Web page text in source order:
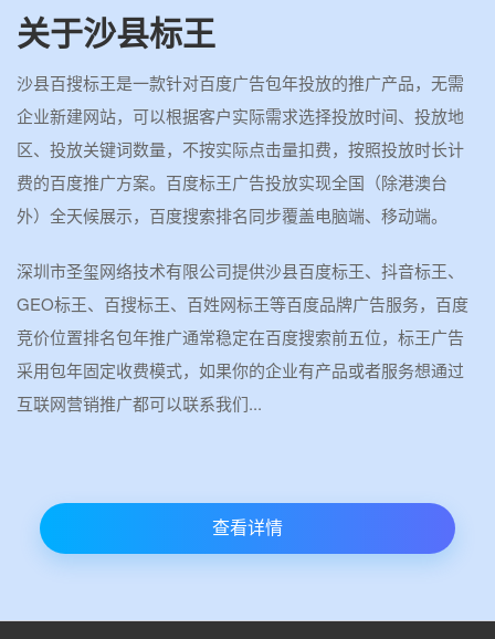
关于沙县标王
沙县百搜标王是一款针对百度广告包年投放的推广产品，无需
企业新建网站，可以根据客户实际需求选择投放时间、投放地
区、投放关键词数量，不按实际点击量扣费，按照投放时长计
费的百度推广方案。百度标王广告投放实现全国（除港澳台
外）全天候展示，百度搜索排名同步覆盖电脑端、移动端。
深圳市圣玺网络技术有限公司提供沙县百度标王、抖音标王、
GEO标王、百搜标王、百姓网标王等百度品牌广告服务，百度
竞价位置排名包年推广通常稳定在百度搜索前五位，标王广告
采用包年固定收费模式，如果你的企业有产品或者服务想通过
互联网营销推广都可以联系我们...
查看详情